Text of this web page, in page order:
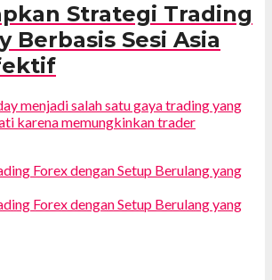
Strategi Trading
Berbasis Sesi Asia
menjadi salah satu gaya trading yang
karena memungkinkan trader